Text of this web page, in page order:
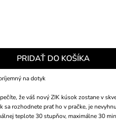
PRIDAŤ DO KOŠÍKA
na dotyk
že váš nový ZIK kúsok zostane v
sa rozhodnete prať ho v pračke, je
teplote 30 stupňov, maximálne 30